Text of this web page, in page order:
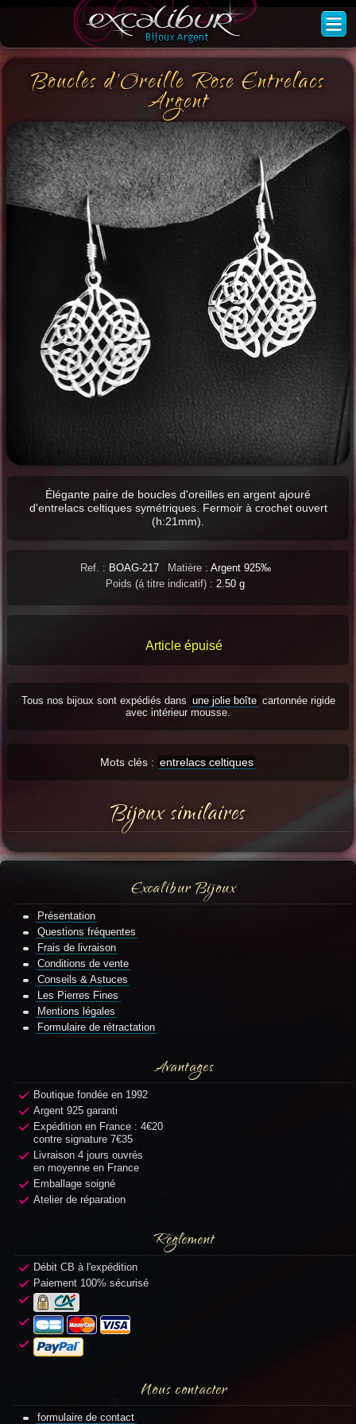
Boucles d'Oreille Rose Entrelacs
Argent
Élégante paire de boucles d'oreilles en argent ajouré
d'entrelacs celtiques symétriques. Fermoir à crochet ouvert
(h:21mm).
Ref. : BOAG-217 Matière : Argent 925‰
Poids (á titre indicatif) : 2.50 g
Article épuisé
Tous nos bijoux sont expédiés dans une jolie boîte cartonnée rigide
avec intérieur mousse.
Mots clés : entrelacs celtiques
Bijoux similaires
Excalibur Bijoux
Présentation
Questions fréquentes
Frais de livraison
Conditions de vente
Conseils & Astuces
Les Pierres Fines
Mentions légales
Formulaire de rétractation
Avantages
Boutique fondée en 1992
Argent 925 garanti
Expédition en France : 4€20
contre signature 7€35
Livraison 4 jours ouvrés
en moyenne en France
Emballage soigné
Atelier de réparation
Règlement
Débit CB à l'expédition
Paiement 100% sécurisé
Nous contacter
formulaire de contact